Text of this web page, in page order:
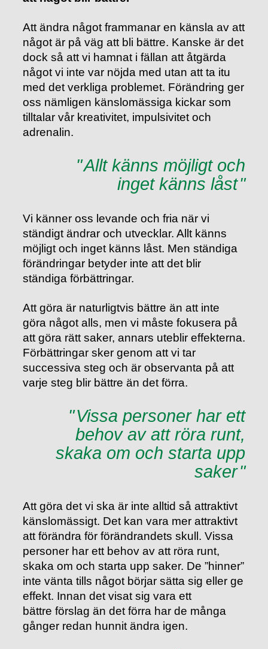
Att ändra något frammanar en känsla av att
något är på väg att bli bättre. Kanske är det
dock så att vi hamnat i fällan att åtgärda
något vi inte var nöjda med utan att ta itu
med det verkliga problemet. Förändring ger
oss nämligen känslomässiga kickar som
tilltalar vår kreativitet, impulsivitet och
adrenalin.
Allt känns möjligt och
inget känns låst
Vi känner oss levande och fria när vi
ständigt ändrar och utvecklar. Allt känns
möjligt och inget känns låst. Men ständiga
förändringar betyder inte att det blir
ständiga förbättringar.
Att göra är naturligtvis bättre än att inte
göra något alls, men vi måste fokusera på
att göra rätt saker, annars uteblir effekterna.
Förbättringar sker genom att vi tar
successiva steg och är observanta på att
varje steg blir bättre än det förra.
Vissa personer har ett
behov av att röra runt,
skaka om och starta upp
saker
Att göra det vi ska är inte alltid så attraktivt
känslomässigt. Det kan vara mer attraktivt
att förändra för förändrandets skull. Vissa
personer har ett behov av att röra runt,
skaka om och starta upp saker. De ”hinner”
inte vänta tills något börjar sätta sig eller ge
effekt. Innan det visat sig vara ett
bättre förslag än det förra har de många
gånger redan hunnit ändra igen.